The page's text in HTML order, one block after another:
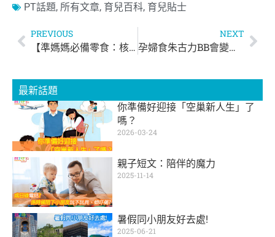
PT話題, 所有文章, 育兒百科, 育兒貼士
PREVIOUS
【準媽媽必備零食：核桃 】可預防流產 + 幫BB補腦！
NEXT
孕婦食朱古力BB會變黑？
最新話題
你準備好迎接「空巢新人生」了
嗎？
2026-03-24
親子短文：陪伴的魔力
2025-11-14
暑假同小朋友好去處!
2025-06-21